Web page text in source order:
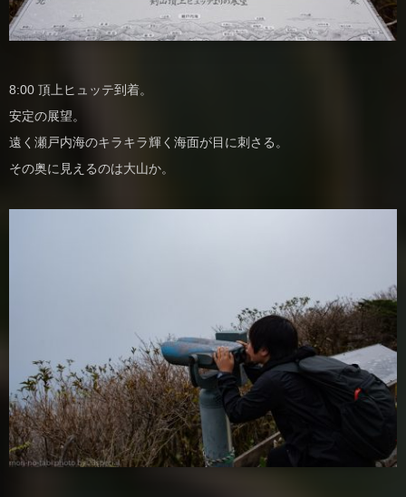
8:00 頂上ヒュッテ到着。
安定の展望。
遠く瀬戸内海のキラキラ輝く海面が目に刺さる。
その奥に見えるのは大山か。